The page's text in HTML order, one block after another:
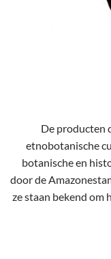
De producten
etnobotanische
botanische en
door de
ze staan ​​bekend om